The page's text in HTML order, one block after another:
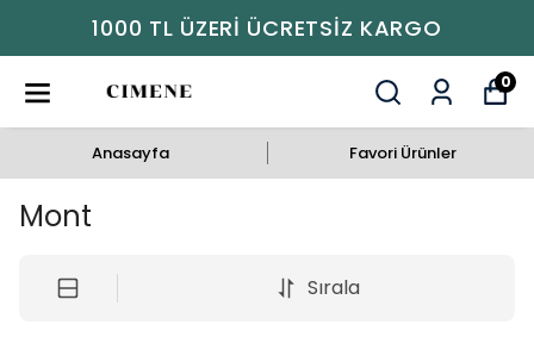
1000 TL ÜZERI ÜCRETSIZ KARGO
0
Anasayfa Favori Ürünler
Mont
Sırala